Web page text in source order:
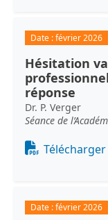
Date :février 2026
Hésitation
réponse
Dr. P. Verger
Séance de
Document
Télécharger
Date :février 2026